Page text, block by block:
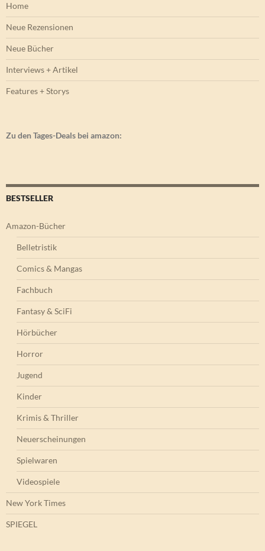
Home
Neue Rezensionen
Neue Bücher
Interviews + Artikel
Features + Storys
Zu den Tages-Deals bei amazon:
BESTSELLER
Amazon-Bücher
Belletristik
Comics & Mangas
Fachbuch
Fantasy & SciFi
Hörbücher
Horror
Jugend
Kinder
Krimis & Thriller
Neuerscheinungen
Spielwaren
Videospiele
New York Times
SPIEGEL